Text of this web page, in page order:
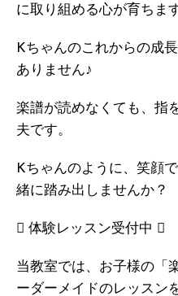
に取り組める心が育ちま
Kちゃんのこれからの成
ありません♪
楽譜が読めなくても、指
夫です。
Kちゃんのように、笑顔
緒に踏み出しませんか？
 体験レッスン受付中 
当教室では、お子様の「
ーダーメイドのレッスン